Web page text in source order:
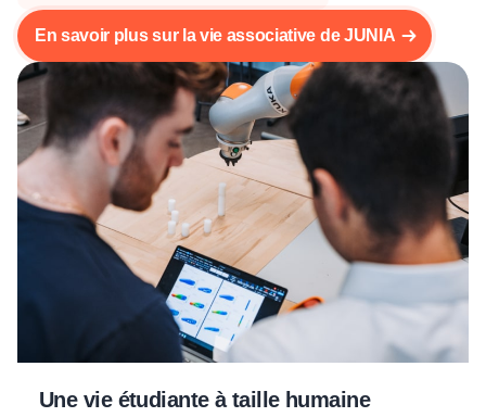
En savoir plus sur la vie associative de JUNIA
Une vie étudiante à taille humaine